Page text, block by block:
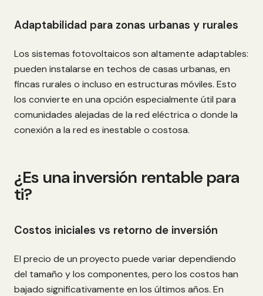
Adaptabilidad para zonas urbanas y rurales
Los sistemas fotovoltaicos son altamente adaptables:
pueden instalarse en techos de casas urbanas, en
fincas rurales o incluso en estructuras móviles. Esto
los convierte en una opción especialmente útil para
comunidades alejadas de la red eléctrica o donde la
conexión a la red es inestable o costosa.
¿Es una inversión rentable para
ti?
Costos iniciales vs retorno de inversión
El precio de un proyecto puede variar dependiendo
del tamaño y los componentes, pero los costos han
bajado significativamente en los últimos años. En